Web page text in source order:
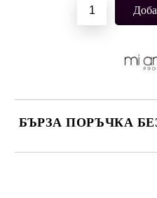
БЪРЗА ПОРЪЧКА